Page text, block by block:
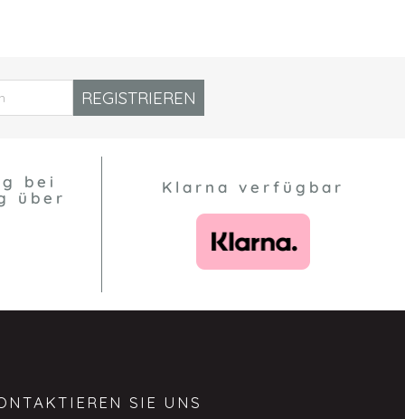
REGISTRIEREN
bei
über
Klarna verfügbar
SIE UNS